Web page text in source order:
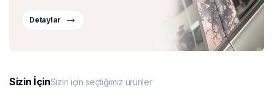
Detaylar
Sizin İçinSizin için seçtiğimiz ürünler